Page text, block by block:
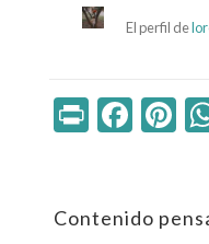
El perfil de
Print
Contenido